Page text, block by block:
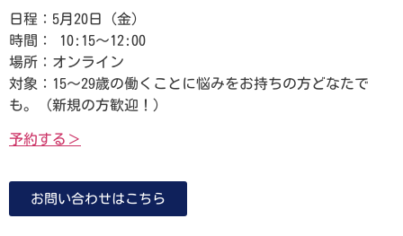
日程：5月20日（金）
時間： 10:15～12:00
場所：オンライン
対象：15～29歳の働くことに悩みをお持ちの方どなたで
も。（新規の方歓迎！）
予約する＞
お問い合わせはこちら